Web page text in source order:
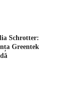
Schrotter:
Greentek